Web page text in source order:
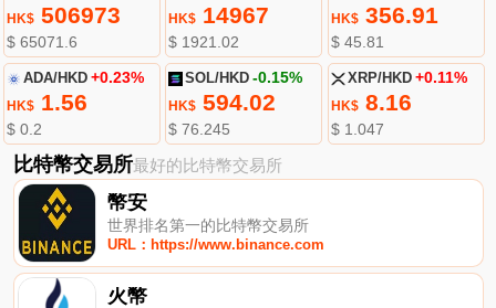
HK$506973
$ 65071.6
HK$ 14967
$ 1921.02
HK$356.91
$ 45.81
ADA/HKD +0.23%
HK$1.56
$ 0.2
SOL/HKD -0.15%
HK$ 594.02
$ 76.245
XRP/HKD +0.11%
HK$8.16
$ 1.047
比特幣交易所最好的比特幣交易所
幣安
世界排名第一的比特幣交易所
URL：https://www.binance.com
火幣